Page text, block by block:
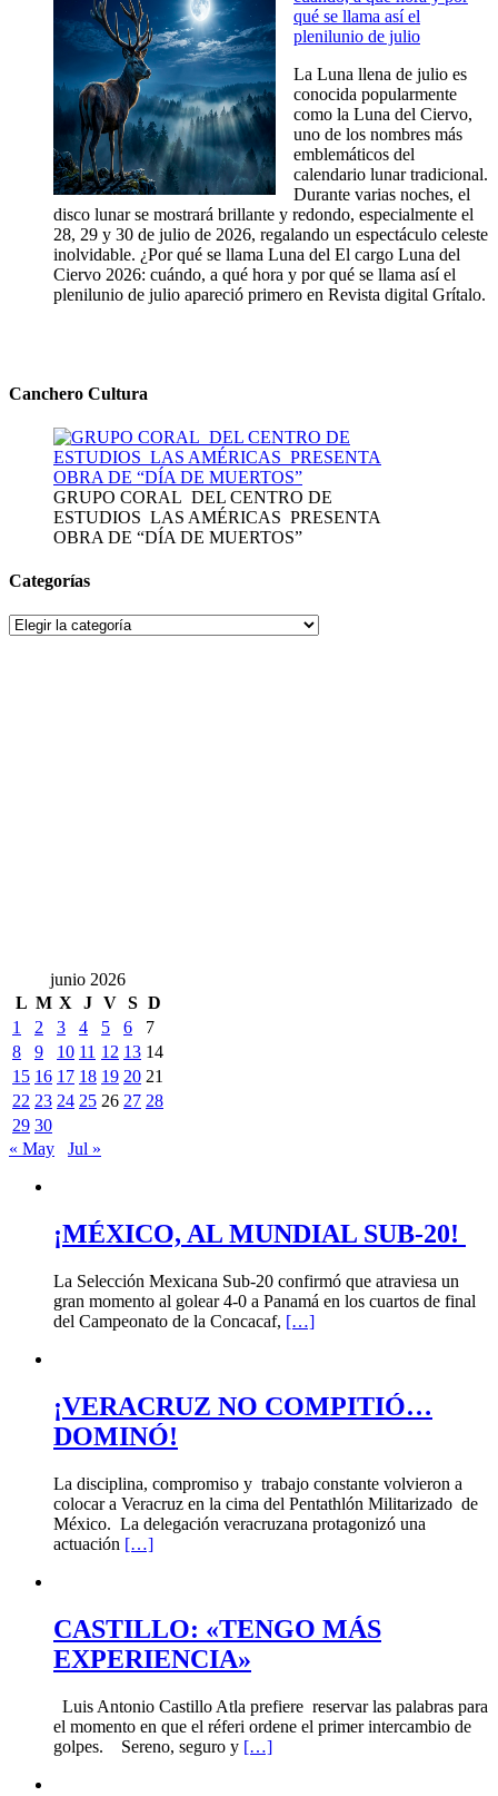
qué se llama así el
plenilunio de julio
La Luna llena de julio es
conocida popularmente
como la Luna del Ciervo,
uno de los nombres más
emblemáticos del
calendario lunar tradicional.
Durante varias noches, el
disco lunar se mostrará brillante y redondo, especialmente el
28, 29 y 30 de julio de 2026, regalando un espectáculo celeste
inolvidable. ¿Por qué se llama Luna del El cargo Luna del
Ciervo 2026: cuándo, a qué hora y por qué se llama así el
plenilunio de julio apareció primero en Revista digital Grítalo.
Canchero Cultura
GRUPO CORAL DEL CENTRO DE
ESTUDIOS LAS AMÉRICAS PRESENTA
OBRA DE “DÍA DE MUERTOS”
Categorías
Categorías
junio 2026
L M X J V S D
1
2 3 4 5 6
7
8
9 10 11 12 13 14
15 16 17 18 19 20 21
22 23 24 25 26 27 28
29 30
« May
Jul »
¡MÉXICO, AL MUNDIAL SUB-20!
La Selección Mexicana Sub-20 confirmó que atraviesa un
gran momento al golear 4-0 a Panamá en los cuartos de final
del Campeonato de la Concacaf, […]
¡VERACRUZ NO COMPITIÓ…
DOMINÓ!
La disciplina, compromiso y trabajo constante volvieron a
colocar a Veracruz en la cima del Pentathlón Militarizado de
México. La delegación veracruzana protagonizó una
actuación […]
CASTILLO: «TENGO MÁS
EXPERIENCIA»
Luis Antonio Castillo Atla prefiere reservar las palabras para
el momento en que el réferi ordene el primer intercambio de
golpes. Sereno, seguro y […]